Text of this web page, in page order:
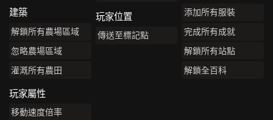
建築
解鎖所有農場區域
忽略農場區域
灌溉所有農田
玩家屬性
移動速度倍率
玩家位置
傳送至標記點
添加所有服裝
完成所有成就
解鎖所有站點
解鎖全百科